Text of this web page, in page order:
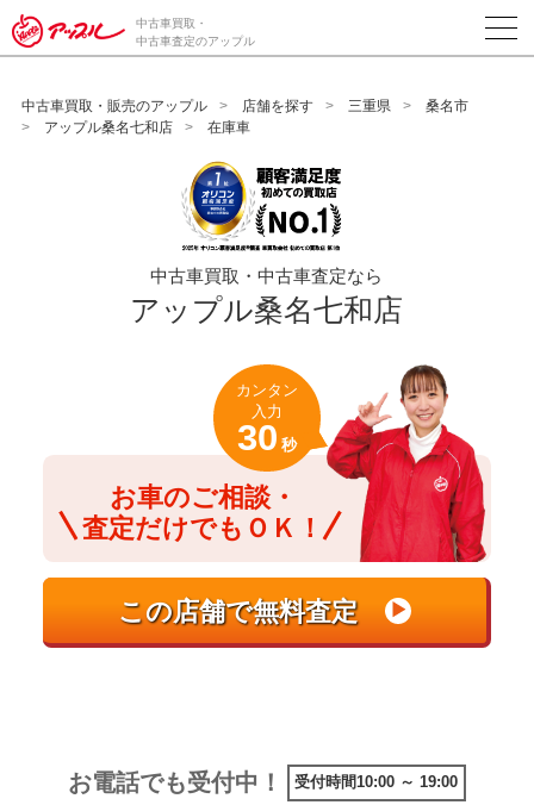
/*ABテスト_新規査定フォームの為のCVボタン*/
中古車買取・
中古車査定のアップル
中古車買取・販売のアップル 店舗を探す 三重県
桑名市
アップル桑名七和店
在庫車
中古車買取・中古車査定なら
アップル桑名七和店
お車のご相談・
査定だけでもＯＫ！
カンタン
入力
30 秒
お電話でも受付中！ 受付時間10:00 ～ 19:00